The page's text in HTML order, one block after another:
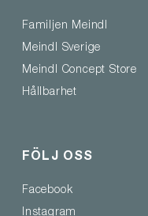
Familjen Meindl
Meindl Sverige
Meindl Concept Store
Hållbarhet
FÖLJ OSS
Facebook
Instagram